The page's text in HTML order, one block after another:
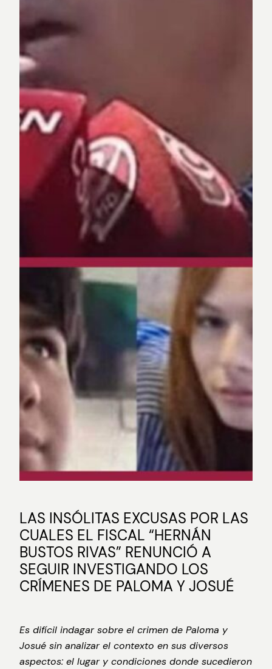
LAS INSÓLITAS EXCUSAS POR LAS
CUALES EL FISCAL “HERNÁN
BUSTOS RIVAS” RENUNCIÓ A
SEGUIR INVESTIGANDO LOS
CRÍMENES DE PALOMA Y JOSUÉ
Es difícil indagar sobre el crimen de Paloma y
Josué sin analizar el contexto en sus diversos
aspectos: el lugar y condiciones donde sucedieron